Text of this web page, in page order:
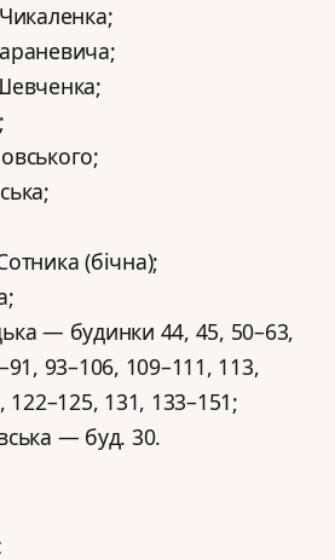
(бічна);
— будинки 44, 45, 50–63,
93–106, 109–111, 113,
122–125, 131, 133–151;
— буд. 30.